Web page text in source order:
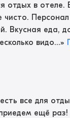
отдых в отеле.
чисто. Персонал
Вкусная еда,
видо...»
все для
ещё